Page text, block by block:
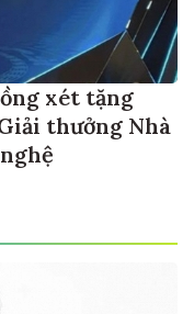
xét tặng
thưởng Nhà